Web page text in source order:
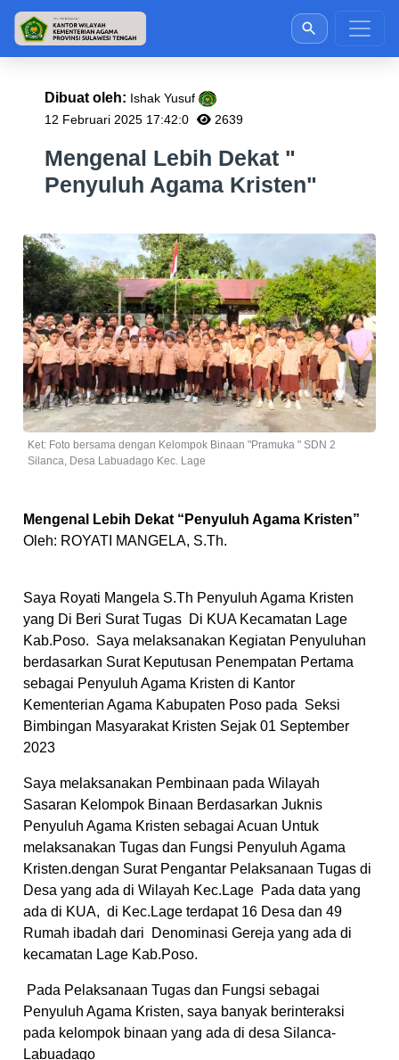
Dibuat oleh: Ishak Yusuf
12 Februari 2025 17:42:0
2639
Mengenal Lebih Dekat "
Penyuluh Agama Kristen"
Ket: Foto bersama dengan Kelompok Binaan "Pramuka " SDN 2
Silanca, Desa Labuadago Kec. Lage
Mengenal Lebih Dekat “Penyuluh Agama Kristen”
Oleh: ROYATI MANGELA, S.Th.
Saya Royati Mangela S.Th Penyuluh Agama Kristen
yang Di Beri Surat Tugas Di KUA Kecamatan Lage
Kab.Poso. Saya melaksanakan Kegiatan Penyuluhan
berdasarkan Surat Keputusan Penempatan Pertama
sebagai Penyuluh Agama Kristen di Kantor
Kementerian Agama Kabupaten Poso pada Seksi
Bimbingan Masyarakat Kristen Sejak 01 September
2023
Saya melaksanakan Pembinaan pada Wilayah
Sasaran Kelompok Binaan Berdasarkan Juknis
Penyuluh Agama Kristen sebagai Acuan Untuk
melaksanakan Tugas dan Fungsi Penyuluh Agama
Kristen.dengan Surat Pengantar Pelaksanaan Tugas di
Desa yang ada di Wilayah Kec.Lage Pada data yang
ada di KUA, di Kec.Lage terdapat 16 Desa dan 49
Rumah ibadah dari Denominasi Gereja yang ada di
kecamatan Lage Kab.Poso.
Pada Pelaksanaan Tugas dan Fungsi sebagai
Penyuluh Agama Kristen, saya banyak berinteraksi
pada kelompok binaan yang ada di desa Silanca-
Labuadago